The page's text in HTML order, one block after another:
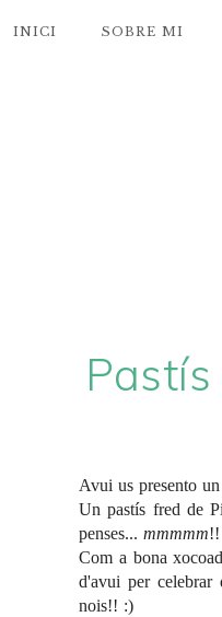
INICI SOBRE MI
Avui us presento
Un pastís fred de
penses... mmmmm
Com a bona
d'avui per celebrar
nois!! :)